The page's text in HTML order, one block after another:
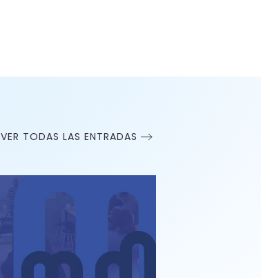
VER TODAS LAS ENTRADAS